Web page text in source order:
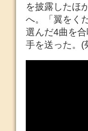
を披露したほ
へ。「翼をく
選んだ4曲を
手を送った。(